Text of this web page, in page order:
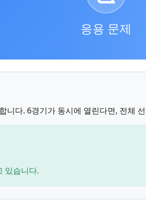
응용 문제
니다. 6경기가 동시에 열린다면, 전체
있습니다.